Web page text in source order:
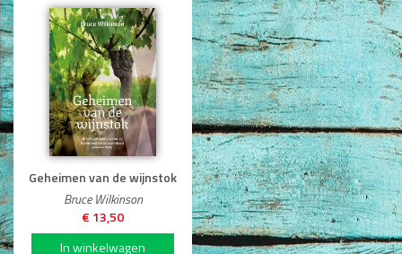
Bijbelstudie
Beschrijving *
Type nog 50 woorden.
Plaatsen
Geheimen van de wijnstok
Bruce Wilkinson
€ 13,50